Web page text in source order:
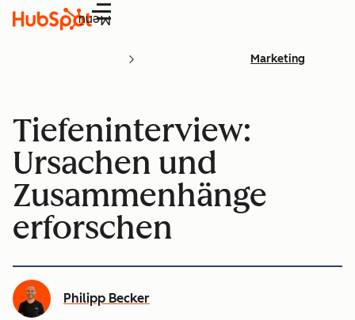
Menü
Marketing
Tiefeninterview:
Ursachen und
Zusammenhänge
erforschen
Philipp Becker